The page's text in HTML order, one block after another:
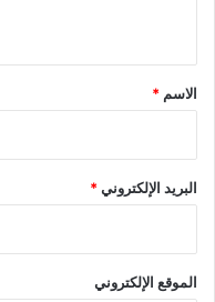
*
الاسم *
البريد الإلكتروني*
الموقع الإلكتروني